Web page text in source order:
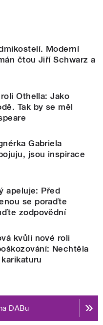
Moderní
čtou Jiří Schwarz a
Othella: Jako
Tak by se měl
Gabriela
jsou inspirace
apeluje: Před
se poraďte
zodpovědní
kvůli nové roli
Nechtěla
DABu